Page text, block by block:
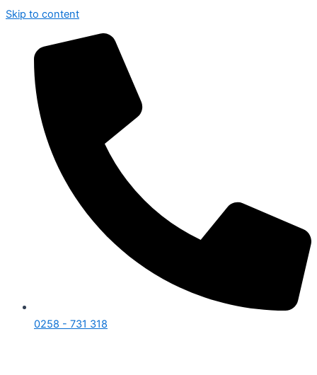
Skip to content
0258 - 731 318